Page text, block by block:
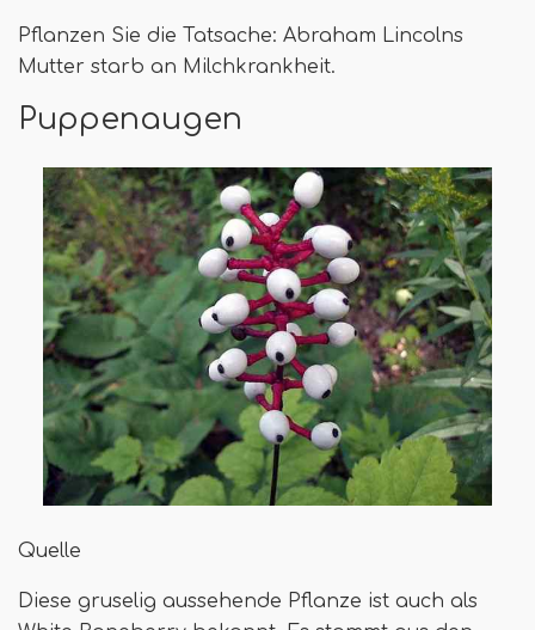
Pflanzen Sie die Tatsache: Abraham Lincolns
Mutter starb an Milchkrankheit.
Puppenaugen
Quelle
Diese gruselig aussehende Pflanze ist auch als